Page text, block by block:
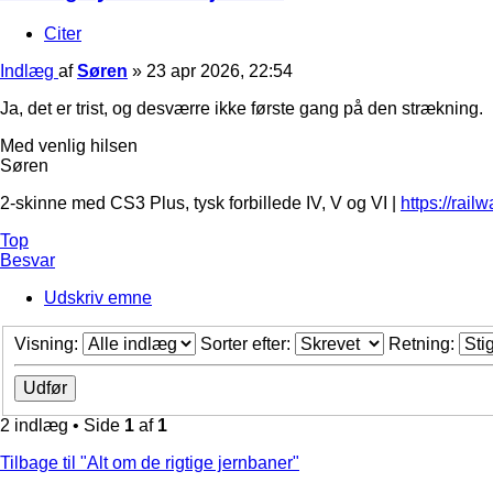
Citer
Indlæg afSøren » 23 apr 2026, 22:54
Ja, det er trist, og desværre ikke første gang på den strækning.
Med venlig hilsen
Søren
2-skinne med CS3 Plus, tysk forbillede IV, V og VI |
https://
Top
Besvar
Udskriv emne
Visning: Sorter efter: Retning:
2 indlæg • Side 1 af 1
Tilbage til "Alt om de rigtige jernbaner"